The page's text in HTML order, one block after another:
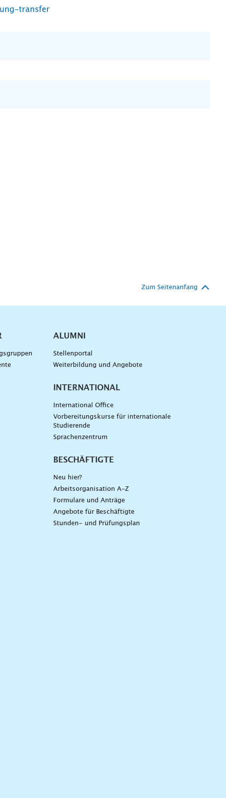
transfer
Zum Seitenanfang
ALUMNI
Stellenportal
Weiterbildung und Angebote
INTERNATIONAL
International Office
Vorbereitungskurse für internationale
Studierende
Sprachenzentrum
BESCHÄFTIGTE
Neu hier?
Arbeitsorganisation A-Z
Formulare und Anträge
Angebote für Beschäftigte
Stunden- und Prüfungsplan